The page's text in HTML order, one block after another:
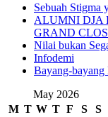
Sebuah Stigma
ALUMNI DJA
GRAND
Nilai bukan
Infodemi
Bayang-bayang
May 2026
M T W T F S
S